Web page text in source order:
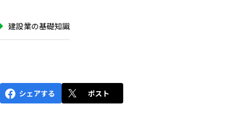
建設業の基礎知識
シェアする ポスト